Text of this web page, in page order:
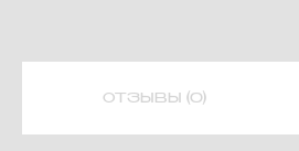
ОТЗЫВЫ (0)